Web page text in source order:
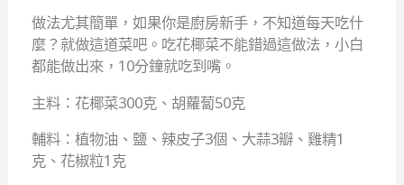
做法尤其簡單，如果你是廚房新手，不知道每天吃什
麼？就做這道菜吧。吃花椰菜不能錯過這做法，小白
都能做出來，10分鐘就吃到嘴。
主料：花椰菜300克、胡蘿蔔50克
輔料：植物油、鹽、辣皮子3個、大蒜3瓣、雞精1
克、花椒粒1克